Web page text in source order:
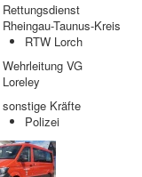
Rettungsdienst
Rheingau-Taunus-Kreis
RTW Lorch
Wehrleitung VG
Loreley
sonstige Kräfte
Polizei